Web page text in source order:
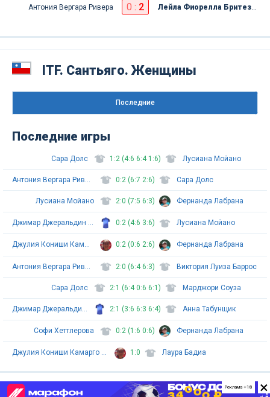
Антония Вергара Ривера 0 : 2 Лейла Фиорелла Бритез Риссо
ITF. Сантьяго. Женщины
Последниe
Последние игры
Сара Долс 1:2 (4:6 6:4 1:6) Лусиана Мойано
0:2 (6:7 2:6) Сара Долс
Лусиана Мойано 2:0 (7:5 6:3) Фернанда Лабрана
Джимар Джеральдин Джеральд Гонзалез 0:2 (4:6 3:6) Лусиана Мойано
Джулия Кониши Камарго Сильва 0:2 (0:6 2:6) Фернанда Лабрана
2:0 (6:4 6:3) Виктория Луиза Баррос
Сара Долс 2:1 (6:4 0:6 6:1) Марджори Соуза
2:1 (3:6 6:3 6:4) Анна Табунщик
Софи Хеттлерова 0:2 (1:6 0:6) Фернанда Лабрана
Джулия Кониши Камарго Сильва 1:0 Лаура Бадиа
×
Реклама +18